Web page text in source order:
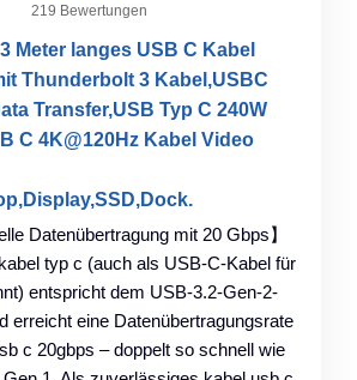
219 Bewertungen
Meter langes USB C Kabel
Thunderbolt 3 Kabel,USBC
Transfer,USB Typ C 240W
C 4K@120Hz Kabel Video
Datenübertragung mit 20 Gbps】
typ c (auch als USB-C-Kabel für
entspricht dem USB-3.2-Gen-2-
erreicht eine Datenübertragungsrate
c 20gbps – doppelt so schnell wie